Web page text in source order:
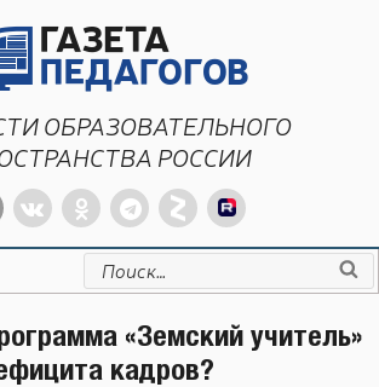
ОБРАЗОВАТЕЛЬНОГО
РОССИИ
Искать:
«Земский учитель»
кадров?